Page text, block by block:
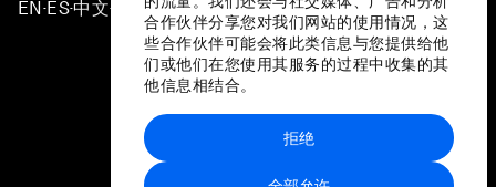
合作伙伴分享您对我们网站的使用情况，这
些合作伙伴可能会将此类信息与您提供给他
们或他们在您使用其服务的过程中收集的其
他信息相结合。
拒绝
EN ▪ES▪中文▪ 日本語